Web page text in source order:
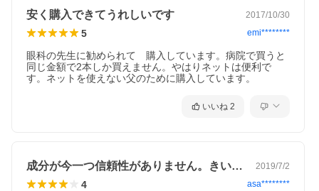
安く購入できてうれしいです 2017/10/30
5 emi********
眼科の先生に勧められて　購入しています。病院で買うと
同じ金額で2本しか買えません。やはりネットは便利で
す。ネットを使えない父のために購入しています。
いいね 2
成分が今一つ信頼性がありません。きいて… 2019/7/2
4 asa********